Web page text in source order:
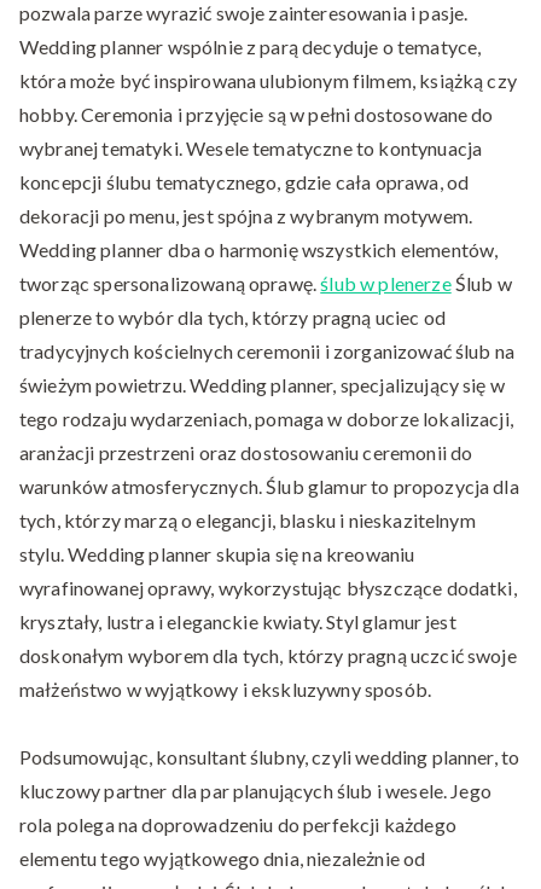
pozwala parze wyrazić swoje zainteresowania i pasje.
Wedding planner wspólnie z parą decyduje o tematyce,
która może być inspirowana ulubionym filmem, książką czy
hobby. Ceremonia i przyjęcie są w pełni dostosowane do
wybranej tematyki. Wesele tematyczne to kontynuacja
koncepcji ślubu tematycznego, gdzie cała oprawa, od
dekoracji po menu, jest spójna z wybranym motywem.
Wedding planner dba o harmonię wszystkich elementów,
tworząc spersonalizowaną oprawę.ślub w plenerzeŚlub w
plenerze to wybór dla tych, którzy pragną uciec od
tradycyjnych kościelnych ceremonii i zorganizować ślub na
świeżym powietrzu. Wedding planner, specjalizujący się w
tego rodzaju wydarzeniach, pomaga w doborze lokalizacji,
aranżacji przestrzeni oraz dostosowaniu ceremonii do
warunków atmosferycznych. Ślub glamur to propozycja dla
tych, którzy marzą o elegancji, blasku i nieskazitelnym
stylu. Wedding planner skupia się na kreowaniu
wyrafinowanej oprawy, wykorzystując błyszczące dodatki,
kryształy, lustra i eleganckie kwiaty. Styl glamur jest
doskonałym wyborem dla tych, którzy pragną uczcić swoje
małżeństwo w wyjątkowy i ekskluzywny sposób.
Podsumowując, konsultant ślubny, czyli wedding planner, to
kluczowy partner dla par planujących ślub i wesele. Jego
rola polega na doprowadzeniu do perfekcji każdego
elementu tego wyjątkowego dnia, niezależnie od